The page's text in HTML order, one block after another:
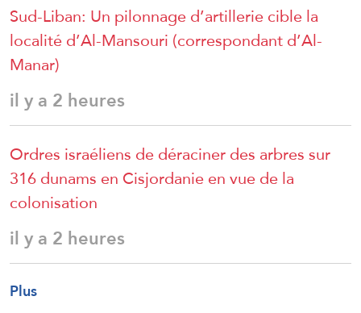
Sud-Liban: Un pilonnage d’artillerie cible la
localité d’Al-Mansouri (correspondant d’Al-
Manar)
il y a 2 heures
Ordres israéliens de déraciner des arbres sur
316 dunams en Cisjordanie en vue de la
colonisation
il y a 2 heures
Plus